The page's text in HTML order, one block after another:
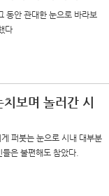
동안 관대한 눈으로 바라보
다
보며 놀러간 시
퍼붓는 눈으로 시내 대부분
은 불편해도 참았다.